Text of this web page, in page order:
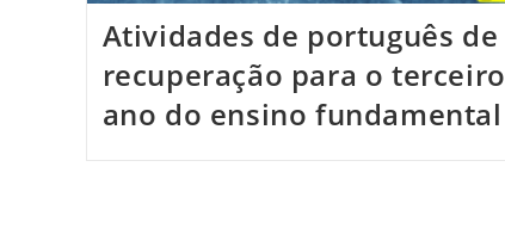
Atividades de português de
recuperação para o terceiro
ano do ensino fundamental